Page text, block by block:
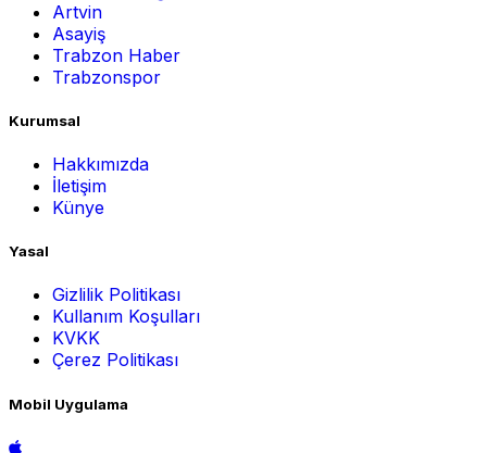
Artvin
Asayiş
Trabzon Haber
Trabzonspor
Kurumsal
Hakkımızda
İletişim
Künye
Yasal
Gizlilik Politikası
Kullanım Koşulları
KVKK
Çerez Politikası
Mobil Uygulama